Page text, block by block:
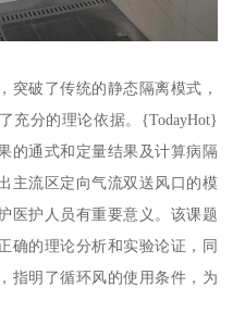
突破了传统的静态隔离模式，
充分的理论依据。{TodayHot}
的通式和定量结果及计算病隔
主流区定向气流双送风口的模
医护人员有重要意义。该课题
确的理论分析和实验论证，同
指明了循环风的使用条件，为